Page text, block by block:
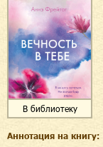
В библиотеку
Аннотация на книгу: